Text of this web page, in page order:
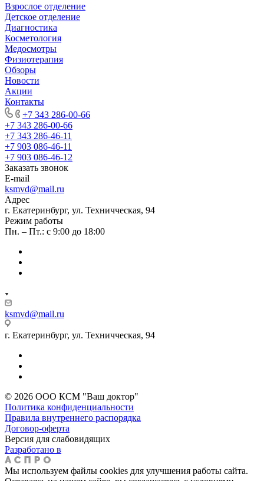
Взрослое отделение
Детское отделение
Диагностика
Косметология
Медосмотры
Физиотерапия
Обзоры
Новости
Акции
Контакты
+7 343 286-00-66
+7 343 286-00-66
+7 343 286-46-11
+7 903 086-46-11
+7 903 086-46-12
Заказать звонок
E-mail
ksmvd@mail.ru
Адрес
г. Екатеринбург, ул. Техничческая, 94
Режим работы
Пн. – Пт.: с 9:00 до 18:00
ksmvd@mail.ru
г. Екатеринбург, ул. Техничческая, 94
© 2026 ООО КСМ "Ваш доктор"
Политика конфиденциальности
Правила внутреннего распорядка
Договор-оферта
Версия для слабовидящих
Разработано в
Мы используем файлы cookies для улучшения работы сайта.